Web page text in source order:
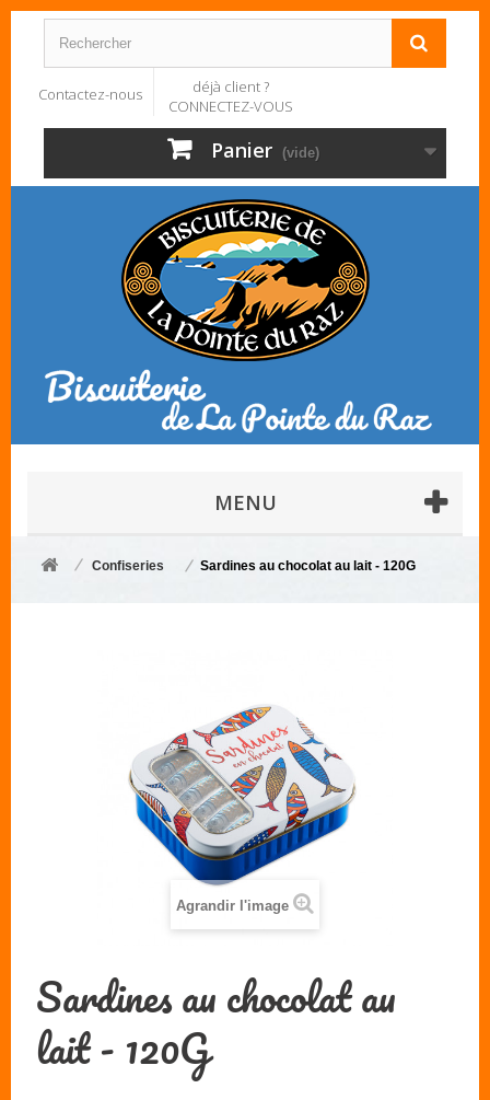
Contactez-nous
déjà client ?
CONNECTEZ-VOUS
Panier (vide)
MENU
Confiseries Sardines au chocolat au lait - 120G
Agrandir l'image
Sardines au chocolat au
lait - 120G